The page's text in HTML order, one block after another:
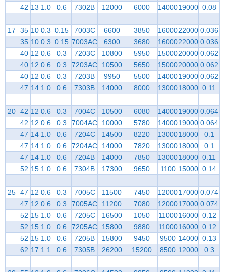
42 13 1.0 0.6 7302B 12000 6000 1400019000 0.08
17 35 10 0.3 0.15 7003C 6600 3850 1600022000 0.036
35 10 0.3 0.15 7003AC 6300 3680 1600022000 0.036
40 12 0.6 0.3 7203C 10800 5950 1500020000 0.062
40 12 0.6 0.3 7203AC 10500 5650 1500020000 0.062
40 12 0.6 0.3 7203B 9950 5500 1400019000 0.062
47 14 1.0 0.6 7303B 14000 8000 1300018000 0.11
20 42 12 0.6 0.3 7004C 10500 6080 1400019000 0.064
42 12 0.6 0.3 7004AC 10000 5780 1400019000 0.064
47 14 1.0 0.6 7204C 14500 8220 1300018000
0.1
47 14 1.0 0.6 7204AC 14000 7820 1300018000
0.1
47 14 1.0 0.6 7204B 14000 7850 1300018000 0.11
52 15 1.0 0.6 7304B 17300 9650 1100 15000 0.14
25 47 12 0.6 0.3 7005C 11500 7450 1200017000 0.074
47 12 0.6 0.3 7005AC 11200 7080 1200017000 0.074
52 15 1.0 0.6 7205C 16500 1050 1100016000 0.12
52 15 1.0 0.6 7205AC 15800 9880 1100016000 0.12
52 15 1.0 0.6 7205B 15800 9450 9500 14000 0.13
62 17 1.1 0.6 7305B 26200 15200 8500 12000 0.3